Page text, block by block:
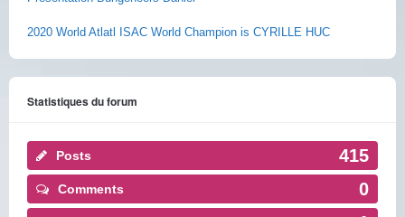
2020 World Atlatl ISAC World Champion is CYRILLE HUC
Statistiques du forum
Posts 415
Comments 0